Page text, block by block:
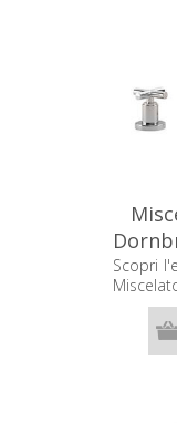
Scopri
Teuco
unire